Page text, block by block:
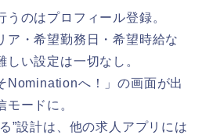
のはプロフィール登録。
ア・希望勤務日・希望時給な
い設定は一切なし。
Nominationへ！」の画面が出
ードに。
”設計は、他の求人アプリには